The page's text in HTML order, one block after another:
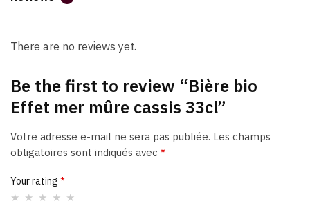
There are no reviews yet.
Be the first to review “Bière bio
Effet mer mûre cassis 33cl”
Votre adresse e-mail ne sera pas publiée. Les champs
obligatoires sont indiqués avec *
Your rating *